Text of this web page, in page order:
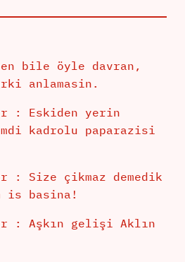
bile öyle davran,
anlamasin.
: Eskiden yerin
kadrolu paparazisi
: Size çikmaz demedik
is basina!
: Aşkın gelişi Aklın